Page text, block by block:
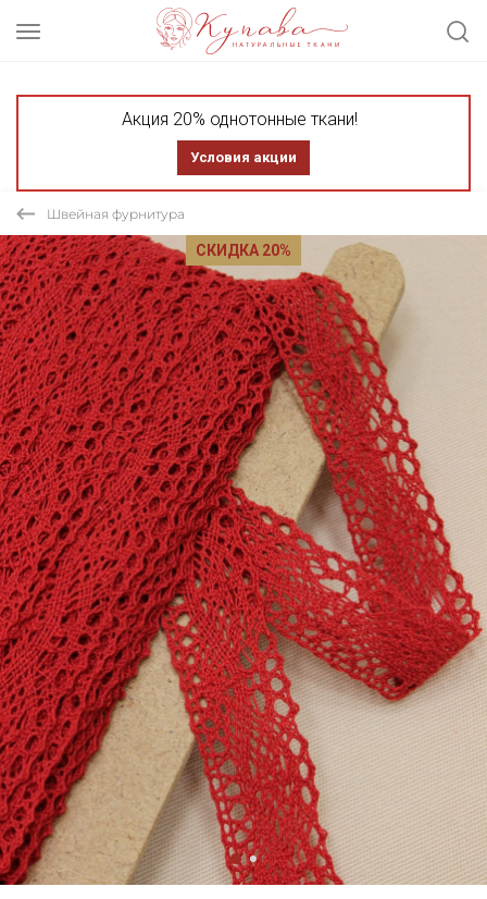
Акция 20% однотонные ткани!
Условия акции
Швейная фурнитура
СКИДКА 20%